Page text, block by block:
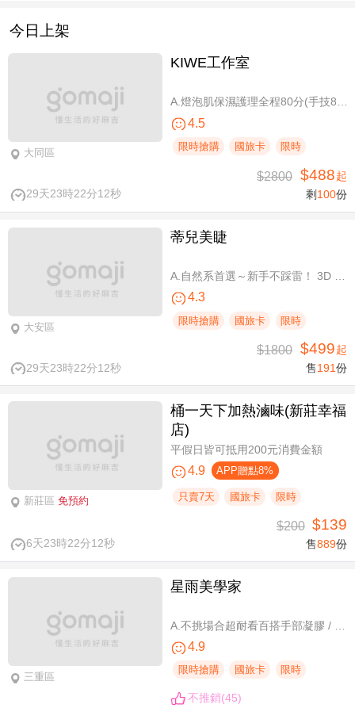
今日上架
大同區
KIWE工作室
A.燈泡肌保濕護理全程80分(手技80分) / B.薰衣草美白保濕護理 全程80分/ C.排痠精油全身循環按摩共60分(手技60分)/ D.《不限體驗單次券》黃金體態美型平衡(腰腹/臀腿)二選一 全程40分(手技40分)
4.5
限時搶購 國旅卡 限時
29天23時22分11秒
$2800 $488起
剩 100份
大安區
蒂兒美睫
4.3
限時搶購 國旅卡 限時
29天23時22分11秒
$1800 $499起
售191份
新莊區 免預約
桶一天下加熱滷味(新莊幸福
店)
平假日皆可抵用200元消費金額
4.9 APP贈點8%
只賣7天 國旅卡 限時
6天23時22分11秒
$200 $139
售889份
三重區
星雨美學家
4.9
限時搶購 國旅卡 限時
不推銷(45)